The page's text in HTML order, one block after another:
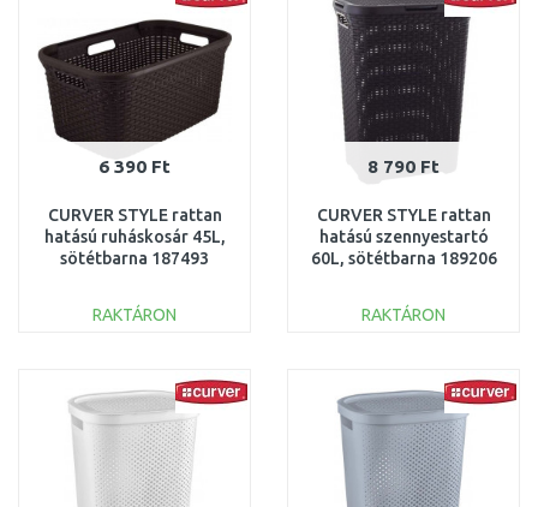
6 390 Ft
CURVER STYLE rattan
hatású ruháskosár 45L,
sötétbarna 187493
RAKTÁRON
Összehasonlítás
8 790 Ft
CURVER STYLE rattan
hatású szennyestartó
60L, sötétbarna 189206
RAKTÁRON
Összehasonlítás